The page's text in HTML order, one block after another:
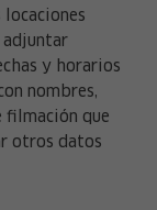
adjuntar
y horarios
nombres,
filmación que
otros datos